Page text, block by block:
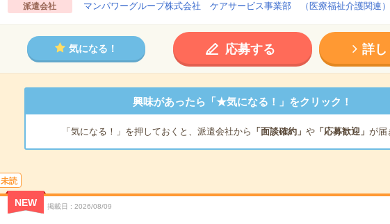
派遣会社 マンパワーグループ株式会社 ケアサービス事業部 （医療福祉介護関連）
気になる！ 応募する 詳し
興味があったら「★気になる！」をクリック！
「気になる！」を押しておくと、派遣会社から 「面談確約」 や「応募歓迎」 が届
未読
NEW 掲載日 2026/08/09